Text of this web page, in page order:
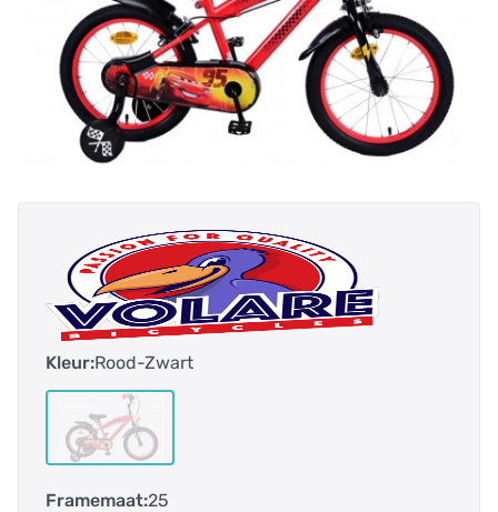
Kleur:Rood-Zwart
Framemaat:25